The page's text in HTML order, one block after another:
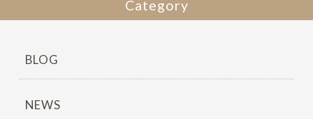
Category
BLOG
NEWS